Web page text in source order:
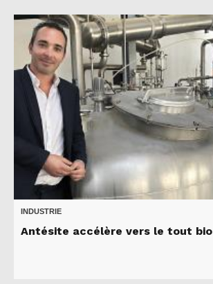
INDUSTRIE
Antésite accélère vers le tout bio